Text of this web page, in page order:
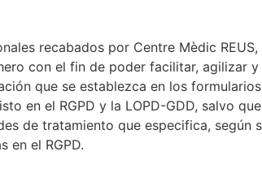
recabados por Centre Mèdic REUS,
con el fin de poder facilitar, agilizar
que se establezca en los
en el RGPD y la LOPD-GDD, salvo
de tratamiento que especifica, según
en el RGPD.